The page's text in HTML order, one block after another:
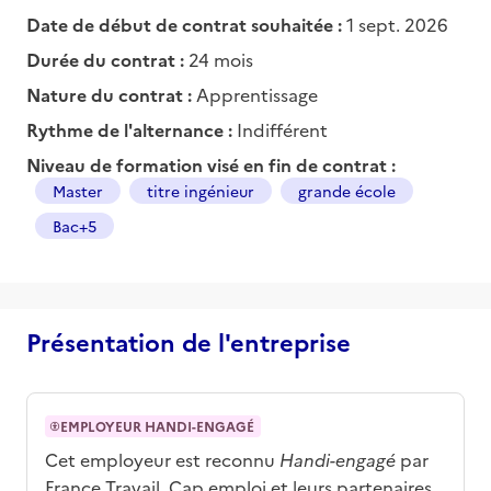
Date de début de contrat souhaitée :1 sept. 2026
Durée du contrat : 24 mois
Nature du contrat : Apprentissage
Rythme de l'alternance : Indifférent
Niveau de formation visé en fin de contrat :
Master titre ingénieur
grande école
Bac+5
Présentation de l'entreprise
EMPLOYEUR HANDI-ENGAGÉ
Cet employeur est reconnu Handi-engagé par
France Travail, Cap emploi et leurs partenaires,